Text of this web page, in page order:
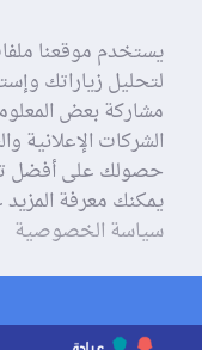
يستخدم موقعنا
لتحليل زياراتك
الشركات الإعلانية
حصولك على أفضل
يمكنك معرفة
سياسة الخصوصية